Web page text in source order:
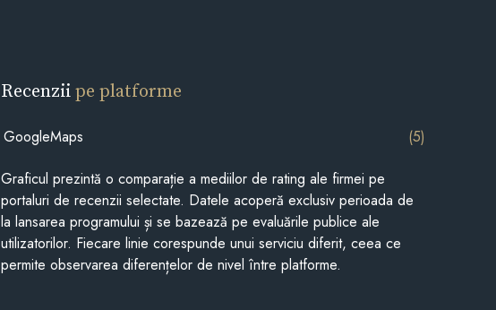
Recenziipe platforme
GoogleMaps (5)
Graficul prezintă o comparație a mediilor de rating ale firmei pe
portaluri de recenzii selectate. Datele acoperă exclusiv perioada de
la lansarea programului și se bazează pe evaluările publice ale
utilizatorilor. Fiecare linie corespunde unui serviciu diferit, ceea ce
permite observarea diferențelor de nivel între platforme.